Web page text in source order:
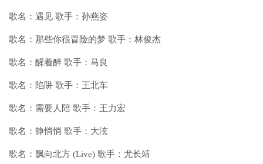
歌名：遇见 歌手：孙燕姿
歌名：那些你很冒险的梦 歌手：林俊杰
歌名：醒着醉 歌手：马良
歌名：陷阱 歌手：王北车
歌名：需要人陪 歌手：王力宏
歌名：静悄悄 歌手：大泫
歌名：飘向北方 (Live) 歌手：尤长靖